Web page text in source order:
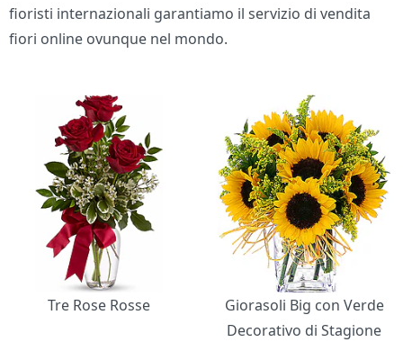
fioristi internazionali garantiamo il servizio di vendita
fiori online ovunque nel mondo.
Bouquet di fiori
Tre Rose Rosse
Giorasoli Big con Verde
Decorativo di Stagione